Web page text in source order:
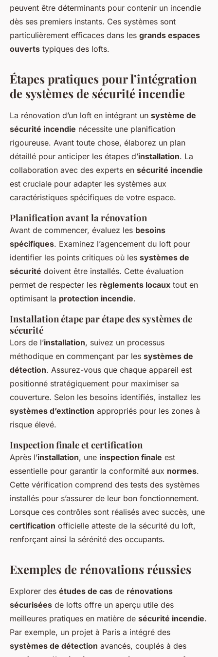
peuvent être déterminants pour contenir un incendie
dès ses premiers instants. Ces systèmes sont
particulièrement efficaces dans les grands espaces
ouverts typiques des lofts.
Étapes pratiques pour l’intégration
de systèmes de sécurité incendie
La rénovation d’un loft en intégrant un système de
sécurité incendie nécessite une planification
rigoureuse. Avant toute chose, élaborez un plan
détaillé pour anticiper les étapes d’installation. La
collaboration avec des experts en sécurité incendie
est cruciale pour adapter les systèmes aux
caractéristiques spécifiques de votre espace.
Planification avant la rénovation
Avant de commencer, évaluez les besoins
spécifiques. Examinez l’agencement du loft pour
identifier les points critiques où les systèmes de
sécurité doivent être installés. Cette évaluation
permet de respecter les règlements locaux tout en
optimisant la protection incendie.
Installation étape par étape des systèmes de
sécurité
Lors de l’installation, suivez un processus
méthodique en commençant par les systèmes de
détection. Assurez-vous que chaque appareil est
positionné stratégiquement pour maximiser sa
couverture. Selon les besoins identifiés, installez les
systèmes d’extinction appropriés pour les zones à
risque élevé.
Inspection finale et certification
Après l’installation, une inspection finale est
essentielle pour garantir la conformité aux normes.
Cette vérification comprend des tests des systèmes
installés pour s’assurer de leur bon fonctionnement.
Lorsque ces contrôles sont réalisés avec succès, une
certification officielle atteste de la sécurité du loft,
renforçant ainsi la sérénité des occupants.
Exemples de rénovations réussies
Explorer des études de cas de rénovations
sécurisées de lofts offre un aperçu utile des
meilleures pratiques en matière de sécurité incendie.
Par exemple, un projet à Paris a intégré des
systèmes de détection avancés, couplés à des